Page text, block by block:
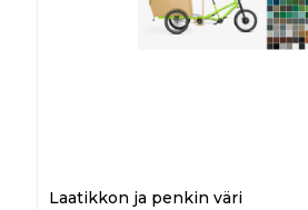
Laatikkon ja penkin väri